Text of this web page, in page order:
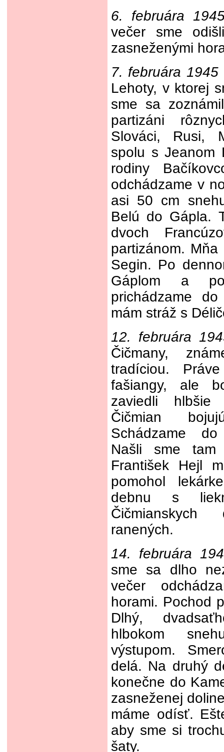
6. februára
večer sme
zasneženými
7. februára 1945
Lehoty, v ktorej
sme sa
partizáni
Slováci, Rusi,
spolu s Jeanom
rodiny
odchádzame v
asi 50 cm
Belú do Gápla.
dvoch
partizánom.
Segin. Po
Gáplom a
prichádzame
mám stráž s
12. februára
Čičmany,
tradíciou.
fašiangy, ale
zaviedli
Čičmian
Schádzame
Našli sme tam
František Hejl
pomohol
debnu s
Čičmianskych
ranených.
14. februára
sme sa dlho
večer
horami. Pochod
Dlhý,
hlbokom
výstupom.
delá. Na druhý
konečne do
zasneženej
máme odísť.
aby sme si
šaty.